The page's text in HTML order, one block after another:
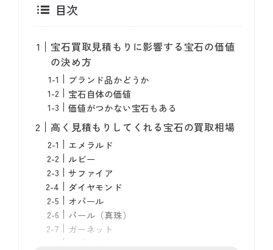
目次
宝石買取見積もりに影響する宝石の価値
の決め方
ブランド品かどうか
宝石自体の価値
価値がつかない宝石もある
高く見積もりしてくれる宝石の買取相場
エメラルド
ルビー
サファイア
ダイヤモンド
オパール
パール（真珠）
ガーネット
トパーズ